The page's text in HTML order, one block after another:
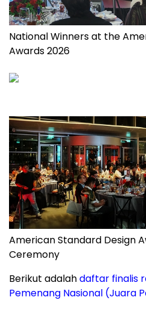
National Winners at the
Awards 2026
American Standard Design
Ceremony
Berikut adalahdaftar finalis
Pemenang Nasional (Juara